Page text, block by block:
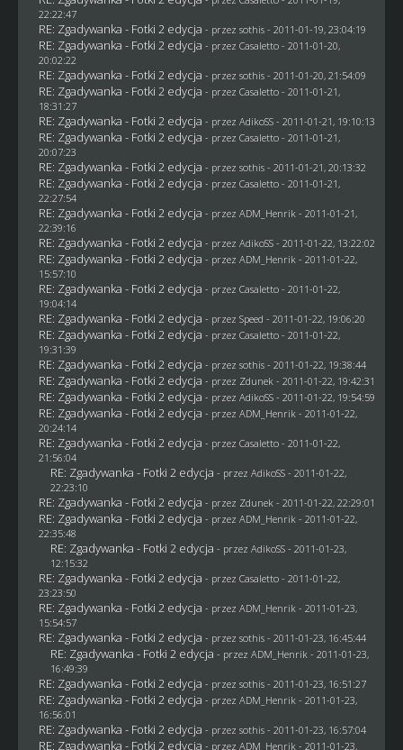
22:22:47
RE: Zgadywanka - Fotki 2 edycja - przez sothis- 2011-01-19, 23:04:19
RE: Zgadywanka - Fotki 2 edycja - przez Casaletto- 2011-01-20,
20:02:22
RE: Zgadywanka - Fotki 2 edycja - przez sothis- 2011-01-20, 21:54:09
RE: Zgadywanka - Fotki 2 edycja - przez Casaletto- 2011-01-21,
18:31:27
RE: Zgadywanka - Fotki 2 edycja - przez AdikoSS - 2011-01-21, 19:10:13
RE: Zgadywanka - Fotki 2 edycja - przez Casaletto- 2011-01-21,
20:07:23
RE: Zgadywanka - Fotki 2 edycja - przez sothis- 2011-01-21, 20:13:32
RE: Zgadywanka - Fotki 2 edycja - przez Casaletto- 2011-01-21,
22:27:54
RE: Zgadywanka - Fotki 2 edycja - przez ADM_Henrik - 2011-01-21,
22:39:16
RE: Zgadywanka - Fotki 2 edycja - przez AdikoSS - 2011-01-22, 13:22:02
RE: Zgadywanka - Fotki 2 edycja - przez ADM_Henrik - 2011-01-22,
15:57:10
RE: Zgadywanka - Fotki 2 edycja - przez Casaletto- 2011-01-22,
19:04:14
RE: Zgadywanka - Fotki 2 edycja - przez Speed - 2011-01-22, 19:06:20
RE: Zgadywanka - Fotki 2 edycja - przez Casaletto- 2011-01-22,
19:31:39
RE: Zgadywanka - Fotki 2 edycja - przez sothis- 2011-01-22, 19:38:44
RE: Zgadywanka - Fotki 2 edycja - przez Zdunek - 2011-01-22, 19:42:31
RE: Zgadywanka - Fotki 2 edycja - przez AdikoSS - 2011-01-22, 19:54:59
RE: Zgadywanka - Fotki 2 edycja - przez ADM_Henrik - 2011-01-22,
20:24:14
RE: Zgadywanka - Fotki 2 edycja - przez Casaletto- 2011-01-22,
21:56:04
RE: Zgadywanka - Fotki 2 edycja - przez AdikoSS - 2011-01-22,
22:23:10
RE: Zgadywanka - Fotki 2 edycja - przez Zdunek - 2011-01-22, 22:29:01
RE: Zgadywanka - Fotki 2 edycja - przez ADM_Henrik - 2011-01-22,
22:35:48
RE: Zgadywanka - Fotki 2 edycja - przez AdikoSS - 2011-01-23,
12:15:32
RE: Zgadywanka - Fotki 2 edycja - przez Casaletto- 2011-01-22,
23:23:50
RE: Zgadywanka - Fotki 2 edycja - przez ADM_Henrik - 2011-01-23,
15:54:57
RE: Zgadywanka - Fotki 2 edycja - przez sothis- 2011-01-23, 16:45:44
RE: Zgadywanka - Fotki 2 edycja - przez ADM_Henrik - 2011-01-23,
16:49:39
RE: Zgadywanka - Fotki 2 edycja - przez sothis- 2011-01-23, 16:51:27
RE: Zgadywanka - Fotki 2 edycja - przez ADM_Henrik - 2011-01-23,
16:56:01
RE: Zgadywanka - Fotki 2 edycja - przez sothis- 2011-01-23, 16:57:04
RE: Zgadywanka - Fotki 2 edycja - przez ADM_Henrik - 2011-01-23,